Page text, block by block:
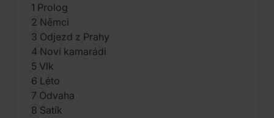
1 Prolog
2 Němci
3 Odjezd z Prahy
4 Noví kamarádi
5 Vlk
6 Léto
7 Odvaha
8 Satík